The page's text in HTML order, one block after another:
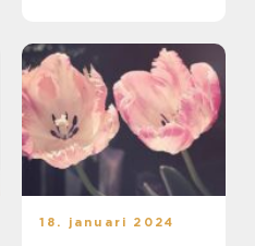
18. januari 2024